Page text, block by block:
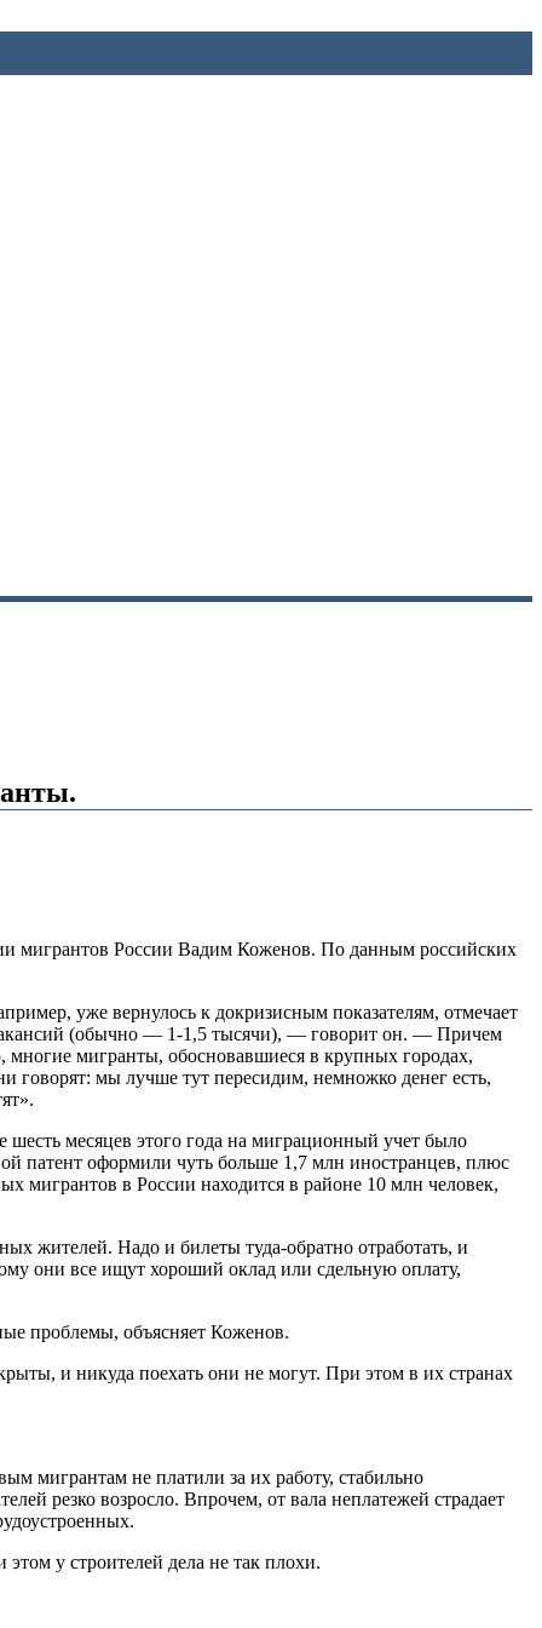
мигрантов России Вадим Коженов. По данным российских
уже вернулось к докризисным показателям, отмечает
(обычно — 1-1,5 тысячи), — говорит он. — Причем
многие мигранты, обосновавшиеся в крупных городах,
говорят: мы лучше тут пересидим, немножко денег есть,
месяцев этого года на миграционный учет было
патент оформили чуть больше 1,7 млн иностранцев, плюс
мигрантов в России находится в районе 10 млн человек,
жителей. Надо и билеты туда-обратно отработать, и
они все ищут хороший оклад или сдельную оплату,
проблемы, объясняет Коженов.
и никуда поехать они не могут. При этом в их странах
мигрантам не платили за их работу, стабильно
резко возросло. Впрочем, от вала неплатежей страдает
у строителей дела не так плохи.